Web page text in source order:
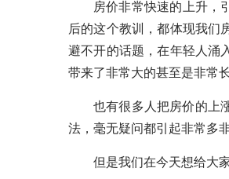
房价非常快速的上升，
后的这个教训，都体现我们
避不开的话题，在年轻人涌
带来了非常大的甚至是非常
也有很多人把房价的上
法，毫无疑问都引起非常多
但是我们在今天想给大